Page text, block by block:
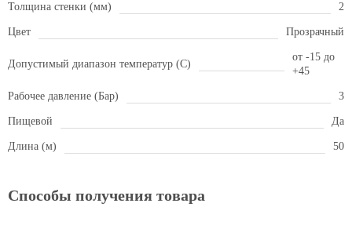
Толщина стенки (мм) 2
Цвет Прозрачный
Допустимый диапазон температур (С)
от -15 до
+45
Рабочее давление (Бар) 3
Пищевой Да
Длина (м) 50
Способы получения товара